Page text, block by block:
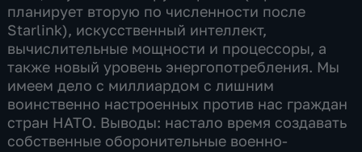
планирует вторую по численности после
Starlink), искусственный интеллект,
вычислительные мощности и процессоры, а
также новый уровень энергопотребления. Мы
имеем дело с миллиардом с лишним
воинственно настроенных против нас граждан
стран НАТО. Выводы: настало время создавать
собственные оборонительные военно-